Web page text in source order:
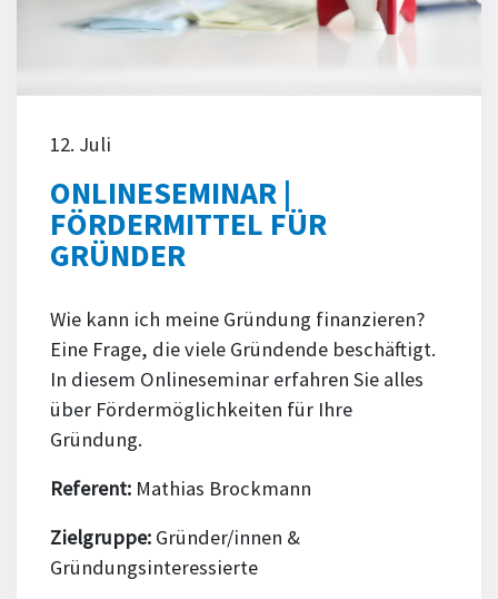
12. Juli
ONLINESEMINAR |
FÖRDERMITTEL FÜR
GRÜNDER
Wie kann ich meine Gründung finanzieren?
Eine Frage, die viele Gründende beschäftigt.
In diesem Onlineseminar erfahren Sie alles
über Fördermöglichkeiten für Ihre
Gründung.
Referent: Mathias Brockmann
Zielgruppe: Gründer/innen &
Gründungsinteressierte